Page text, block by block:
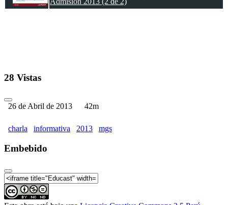
28 Vistas
26 de Abril de 2013 42m
charla informativa 2013 mgs
Embebido